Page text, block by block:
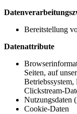
Bereitstellung
Datenattribute
Seiten, auf
Clickstream-
Nutzungsdaten
Cookie-Daten